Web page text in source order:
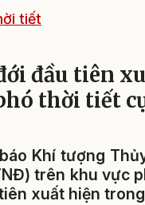
tiết
đầu tiên
thời tiết
Khí tượng
trên khu vực
xuất hiện